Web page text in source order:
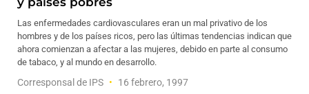
Las enfermedades cardiovasculares eran un mal privativo de los
hombres y de los países ricos, pero las últimas tendencias indican que
ahora comienzan a afectar a las mujeres, debido en parte al consumo
de tabaco, y al mundo en desarrollo.
Corresponsal de IPS 16 febrero, 1997